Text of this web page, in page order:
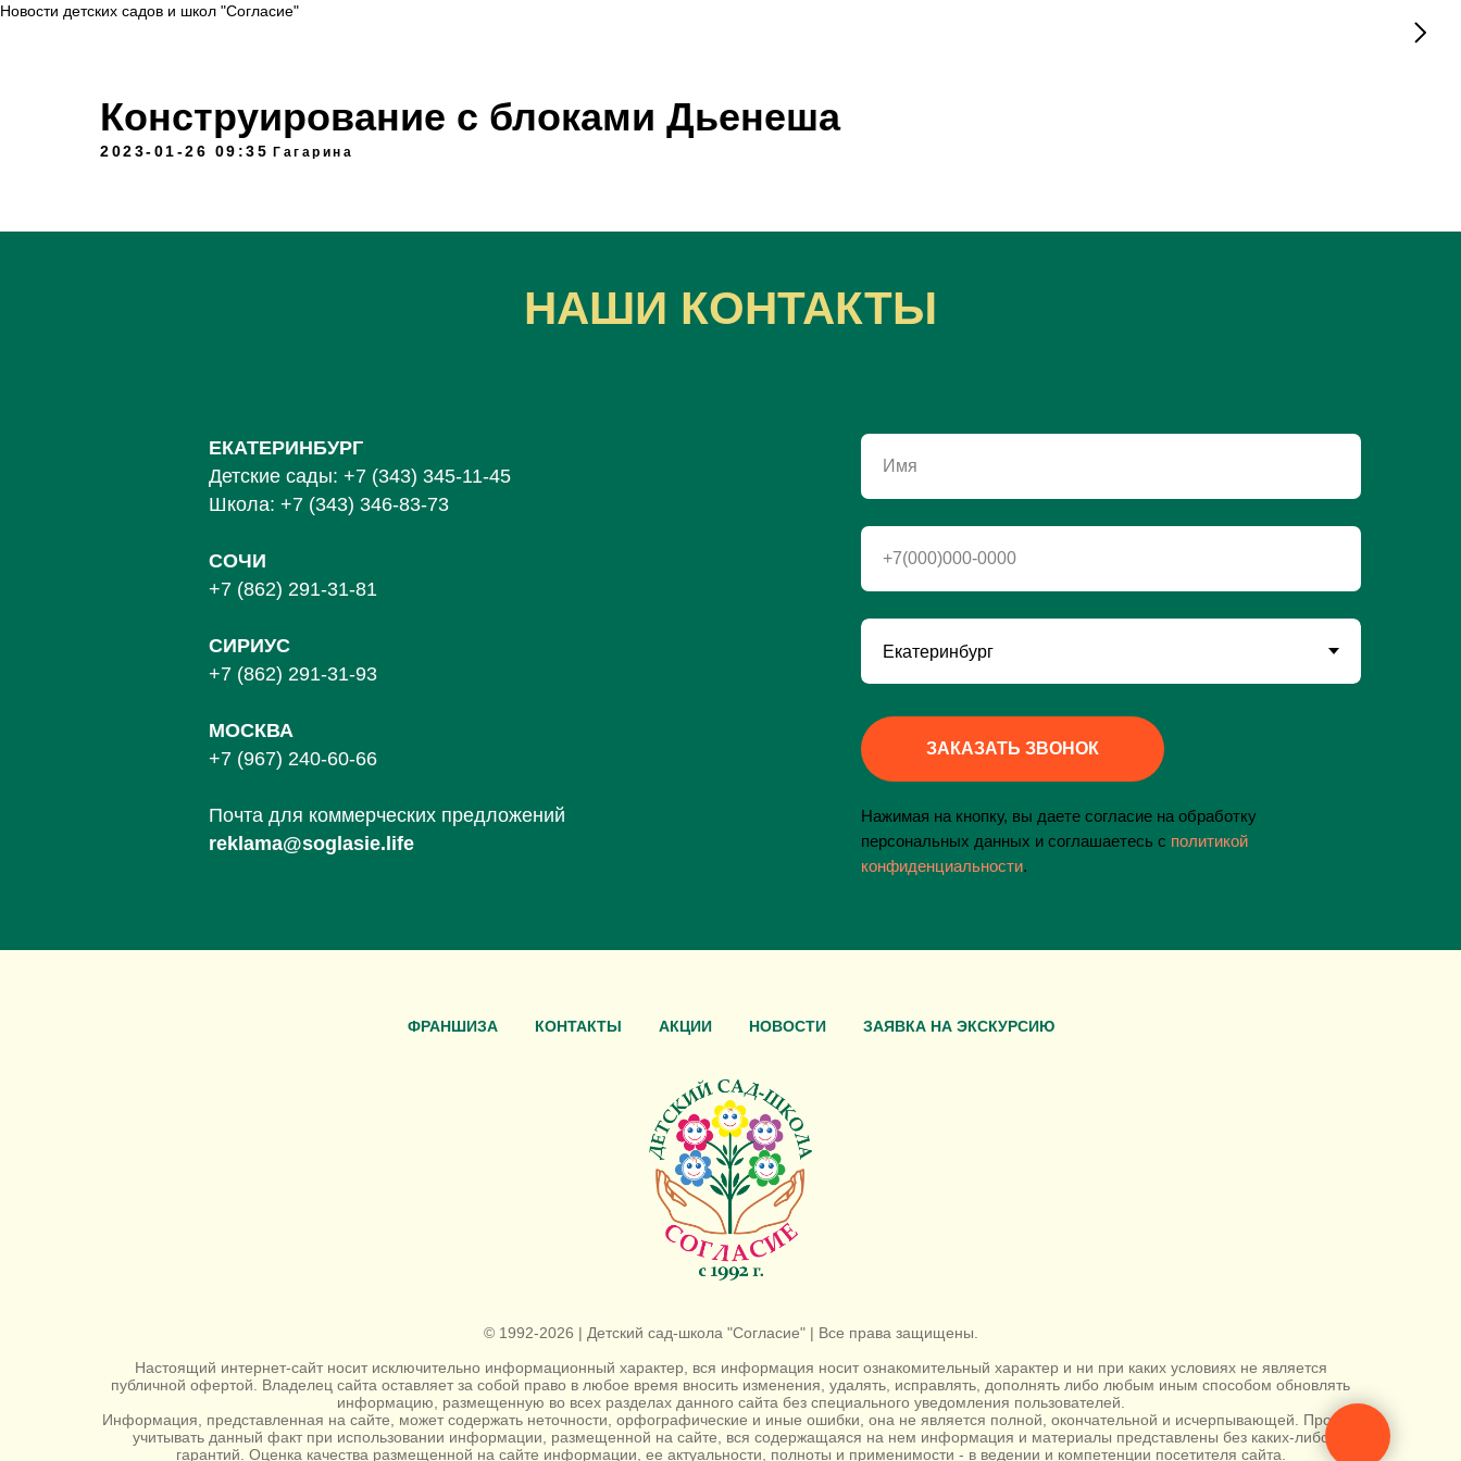
Новости детских садов и школ "Согласие"
Конструирование с блоками Дьенеша
2023-01-26 09:35 Гагарина
НАШИ КОНТАКТЫ
ЕКАТЕРИНБУРГ
Детские сады: +7 (343) 345-11-45
Школа: +7 (343) 346-83-73
СОЧИ
+7 (862) 291-31-81
СИРИУС
+7 (862) 291-31-93
МОСКВА
+7 (967) 240-60-66
Почта для коммерческих предложений
reklama@soglasie.life
Имя
+7(000)000-0000
ЗАКАЗАТЬ ЗВОНОК
Нажимая на кнопку, вы даете согласие на обработку
персональных данных и соглашаетесь c политикой
конфиденциальности.
ФРАНШИЗА КОНТАКТЫ АКЦИИ НОВОСТИ ЗАЯВКА НА ЭКСКУРСИЮ
© 1992-2026 | Детский сад-школа "Согласие" | Все права защищены.
Настоящий интернет-сайт носит исключительно информационный характер, вся информация носит ознакомительный характер и ни при каких условиях не является
публичной офертой. Владелец сайта оставляет за собой право в любое время вносить изменения, удалять, исправлять, дополнять либо любым иным способом обновлять
информацию, размещенную во всех разделах данного сайта без специального уведомления пользователей.
Информация, представленная на сайте, может содержать неточности, орфографические и иные ошибки, она не является полной, окончательной и исчерпывающей. Просим
учитывать данный факт при использовании информации, размещенной на сайте, вся содержащаяся на нем информация и материалы представлены без каких-либо
гарантий. Оценка качества размещенной на сайте информации, ее актуальности, полноты и применимости - в ведении и компетенции посетителя сайта.